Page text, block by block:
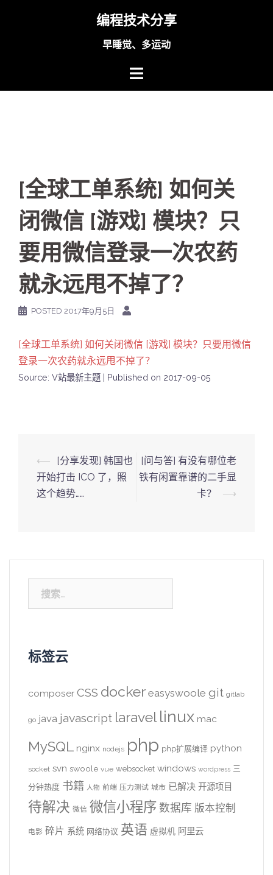
编程技术分享
早睡觉、多运动
[全球工单系统] 如何关
闭微信 [游戏] 模块？只
要用微信登录一次农药
就永远甩不掉了？
POSTED 2017年9月5日
[全球工单系统] 如何关闭微信 [游戏] 模块？只要用微信
登录一次农药就永远甩不掉了？
Source: V站最新主题 Published on 2017-09-05
Post
navigation
⟵
[分享发现] 韩国也
开始打击 ICO 了，照
这个趋势……
[问与答] 有没有哪位老
铁有闲置靠谱的二手显
卡？
⟶
索：
标签云
composer CSS docker easyswoole git gitlab
go java javascript laravel linux mac
MySQL nginx nodejs php php扩展编译 python
socket svn swoole vue websocket windows wordpress 三
分钟热度 书籍 人物 前端 压力测试 城市 已解决 开源项目
待解决 微信 微信小程序 数据库 版本控制
电影 碎片 系统 网络协议 英语 虚拟机 阿里云